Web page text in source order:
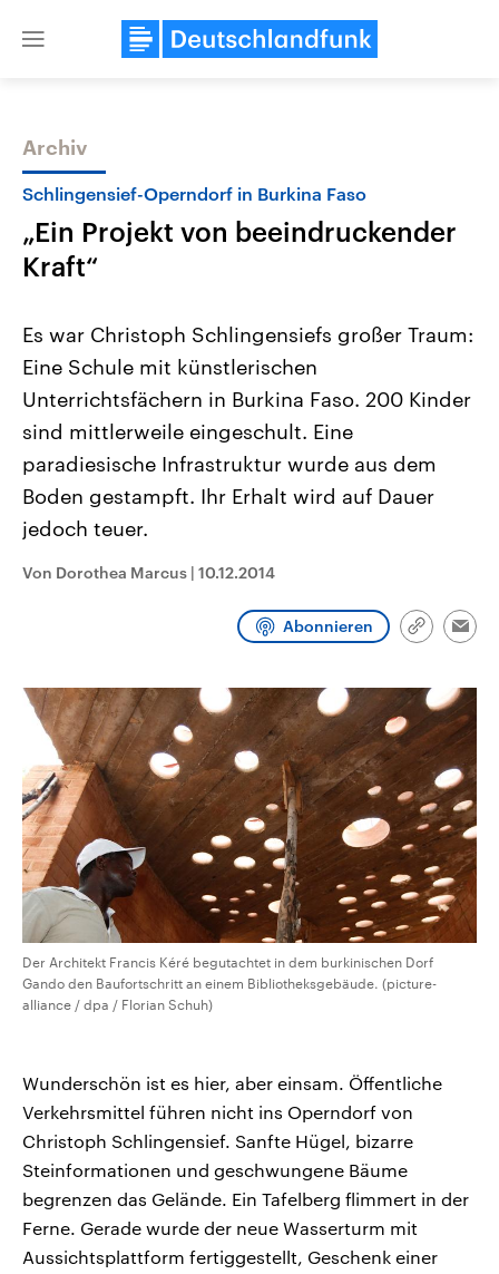
Close
Themen
Landtagswahl Sachsen-Anhalt
2026
Alle Informationen
Sachsen-Anhalt wählt am 6.
September 2026 einen neuen
Landtag. Seit 2021 wird das
Bundesland von einer Koalition aus
CDU, SPD und FDP regiert.-
Umfragen, Prognosen,
und Hintergründe zu den Parteien
und Kandidaten der anstehenden
USA
Aktuelle Beiträge,
Hintergründe
Wirtschaftlich und
gehören die Vereinigten
den mächtigsten Ländern
mit großem Einfluss auf
Sendungen Programm
Archiv
Schlingensief-Operndorf in Burkina Faso
„Ein Projekt von beeindruckender
Kraft“
Es war Christoph Schlingensiefs großer Traum:
Eine Schule mit künstlerischen
Unterrichtsfächern in Burkina Faso. 200 Kinder
sind mittlerweile eingeschult. Eine
paradiesische Infrastruktur wurde aus dem
Boden gestampft. Ihr Erhalt wird auf Dauer
jedoch teuer.
Von Dorothea Marcus | 10.12.2014
Abonnieren
Link
Der Architekt Francis Kéré begutachtet in dem burkinischen Dorf
Gando den Baufortschritt an einem Bibliotheksgebäude. (picture-
alliance / dpa / Florian Schuh)
Wunderschön ist es hier, aber einsam. Öffentliche
Verkehrsmittel führen nicht ins Operndorf von
Christoph Schlingensief. Sanfte Hügel, bizarre
Steinformationen und geschwungene Bäume
begrenzen das Gelände. Ein Tafelberg flimmert in der
Ferne. Gerade wurde der neue Wasserturm mit
Aussichtsplattform fertiggestellt, Geschenk einer